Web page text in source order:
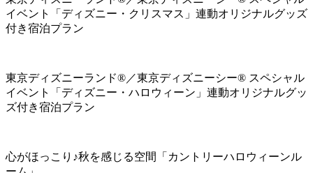
イベント「ディズニー・クリスマス」連動オリジナルグッズ
付き宿泊プラン
東京ディズニーランド®／東京ディズニーシー® スペシャル
イベント「ディズニー・ハロウィーン」連動オリジナルグッ
ズ付き宿泊プラン
心がほっこり♪秋を感じる空間「カントリーハロウィーンル